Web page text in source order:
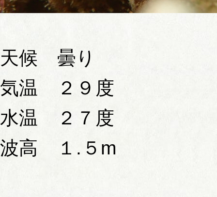
天候 曇り
気温 ２９度
水温 ２７度
波高 １.５m